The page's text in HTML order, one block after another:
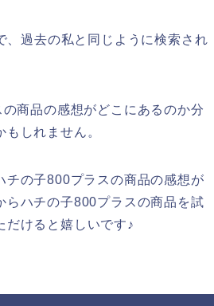
、過去の私と同じように検索され
商品の感想がどこにあるのか分
しれません。
チの子800プラスの商品の感想が
らハチの子800プラスの商品を試
だけると嬉しいです♪